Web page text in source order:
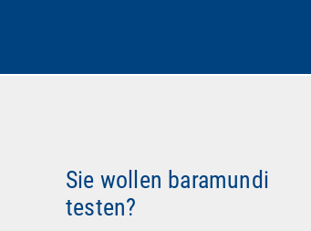
Sie wollen baramundi
testen?